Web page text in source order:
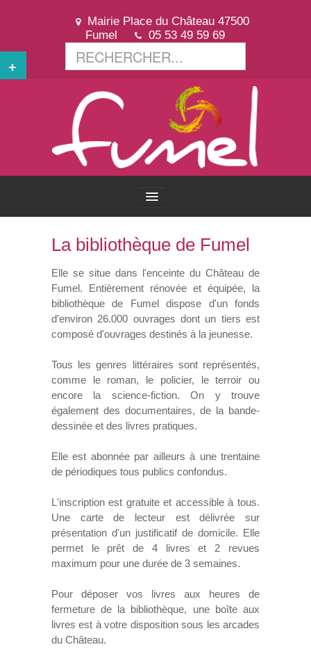
Mairie Place du Château 47500
Fumel
05 53 49 59 69
VOTRE VILLE
VOTRE MAIRIE
VOS DEMARCHES
VIE SCOLAIRE
SOCIAL
SPORTS ET LOISIRS
DÉCISIONS & DÉLIBÉRATIONS
RENDEZ-VOUS EN LIGNE
La bibliothèque de Fumel
Elle se situe dans l'enceinte du Château de
Fumel. Entièrement rénovée et équipée, la
bibliothèque de Fumel dispose d'un fonds
d'environ 26.000 ouvrages dont un tiers est
composé d'ouvrages destinés à la jeunesse.
Tous les genres littéraires sont représentés,
comme le roman, le policier, le terroir ou
encore la science-fiction. On y trouve
également des documentaires, de la bande-
dessinée et des livres pratiques.
Elle est abonnée par ailleurs à une trentaine
de périodiques tous publics confondus.
L'inscription est gratuite et accessible à tous.
Une carte de lecteur est délivrée sur
présentation d'un justificatif de domicile. Elle
permet le prêt de 4 livres et 2 revues
maximum pour une durée de 3 semaines.
Pour déposer vos livres aux heures de
fermeture de la bibliothèque, une boîte aux
livres est à votre disposition sous les arcades
du Château.
+